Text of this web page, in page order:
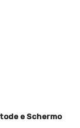
e Schermo